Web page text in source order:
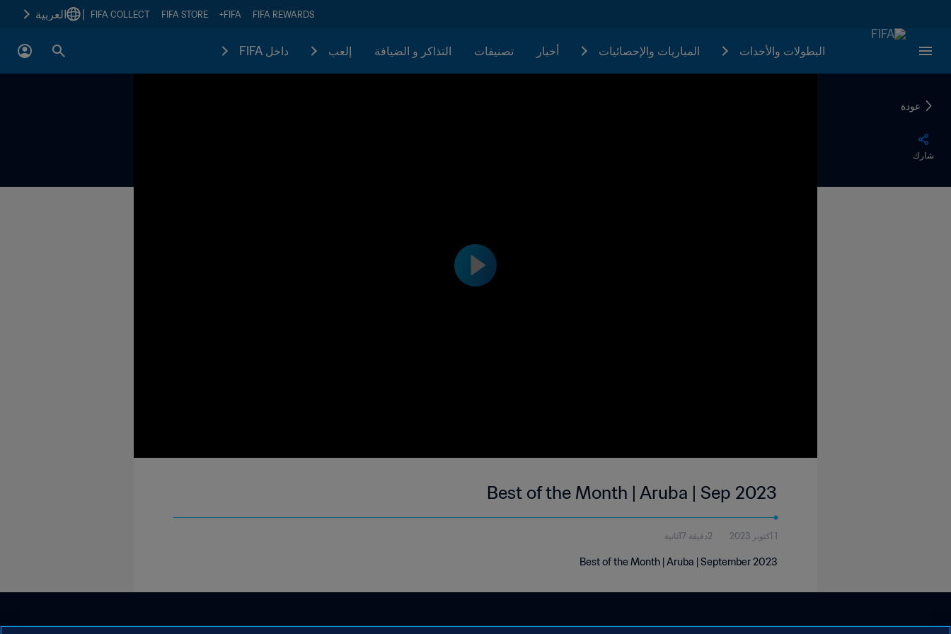
FIFA REWARDS
FIFA+
FIFA STORE
FIFA COLLECT العربية
البطولات والأحدات المباريات والإحصائيات أخبار تصنيفات التذاكر و الضيافة إلعب داخل FIFA
عودة
شارك
Best of the Month | Aruba | Sep 2023
1 أكتوبر 2023 2دقيقة 17ثانية
Best of the Month | Aruba | September 2023